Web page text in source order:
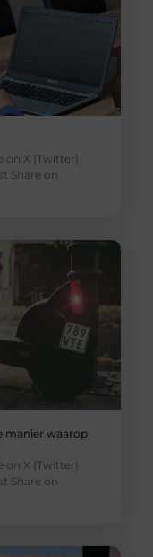
on X (Twitter)
Share on
manier waarop
on X (Twitter)
Share on